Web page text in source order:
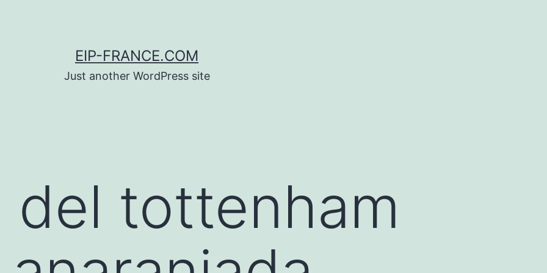
EIP-FRANCE.COM
Just another WordPress site
del tottenham